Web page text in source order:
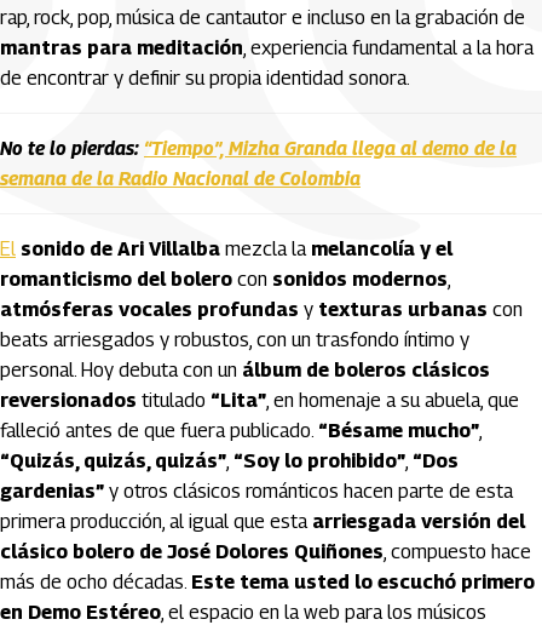
rap, rock, pop, música de cantautor e incluso en la grabación de
mantras para meditación, experiencia fundamental a la hora
de encontrar y definir su propia identidad sonora.
No te lo pierdas: “Tiempo”, Mizha Granda llega al demo de la
semana de la Radio Nacional de Colombia
El sonido de Ari Villalba mezcla la melancolía y el
romanticismo del bolero con sonidos modernos,
atmósferas vocales profundas y texturas urbanas con
beats arriesgados y robustos, con un trasfondo íntimo y
personal. Hoy debuta con un álbum de boleros clásicos
reversionados titulado “Lita”, en homenaje a su abuela, que
falleció antes de que fuera publicado. “Bésame mucho”,
“Quizás, quizás, quizás”, “Soy lo prohibido”, “Dos
gardenias” y otros clásicos románticos hacen parte de esta
primera producción, al igual que esta arriesgada versión del
clásico bolero de José Dolores Quiñones, compuesto hace
más de ocho décadas. Este tema usted lo escuchó primero
en Demo Estéreo, el espacio en la web para los músicos